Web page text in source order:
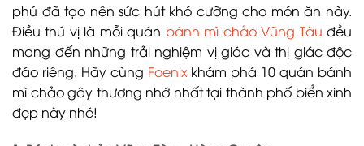
phú đã tạo nên sức hút khó cưỡng cho món ăn này.
Điều thú vị là mỗi quán bánh mì chảo Vũng Tàu đều
mang đến những trải nghiệm vị giác và thị giác độc
đáo riêng. Hãy cùng Foenixkhám phá 10 quán bánh
mì chảo gây thương nhớ nhất tại thành phố biển xinh
đẹp này nhé!